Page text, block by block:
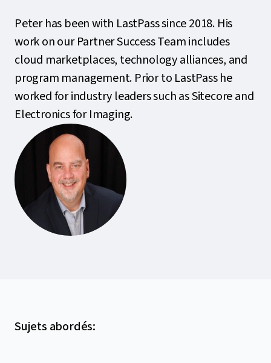
Peter has been with LastPass since 2018. His
work on our Partner Success Team includes
cloud marketplaces, technology alliances, and
program management. Prior to LastPass he
worked for industry leaders such as Sitecore and
Electronics for Imaging.
Sujets abordés: